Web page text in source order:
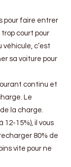
pour faire entrer
court pour
c’est
sa voiture pour
continu et
Le
la charge.
12-15%), il vous
80% de
vite pour ne